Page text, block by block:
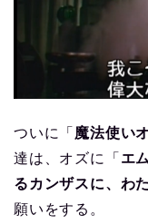
ついに「 魔法使い
達は、オズに「 エ
るカンザスに、わ
願いをする。